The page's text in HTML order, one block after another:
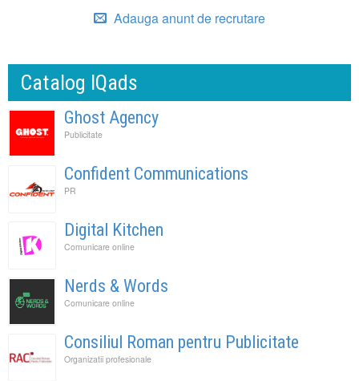
Adauga anunt de recrutare
Catalog IQads
Ghost Agency
Publicitate
Confident Communications
PR
Digital Kitchen
Comunicare online
Nerds & Words
Comunicare online
Consiliul Roman pentru Publicitate
Organizatii profesionale